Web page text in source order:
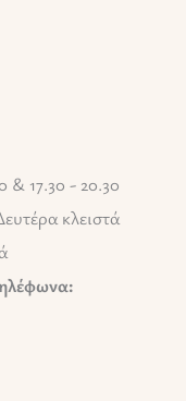
17.30 - 20.30
κλειστά